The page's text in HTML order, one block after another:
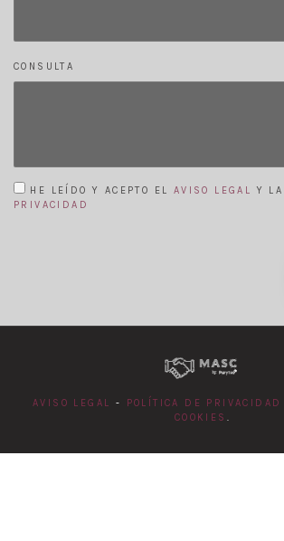
CONSULTA
HE LEÍDO Y ACEPTO EL AVISO LEGAL Y LA
PRIVACIDAD
AVISO LEGAL - POLÍTICA DE PRIVACIDAD
COOKIES .